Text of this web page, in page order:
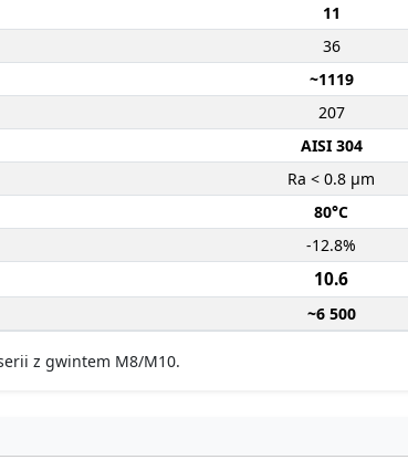
11
36
~1119
207
AISI 304
Ra < 0.8 µm
80°C
-12.8%
10.6
~6 500
z gwintem M8/M10.